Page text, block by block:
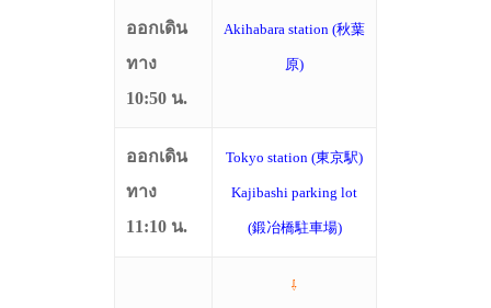
ออกเดิน
ทาง
10:50 น.
Akihabara station (秋葉
原)
ออกเดิน
ทาง
11:10 น.
Tokyo station (東京駅)
Kajibashi parking lot
(鍛冶橋駐車場)
⇩